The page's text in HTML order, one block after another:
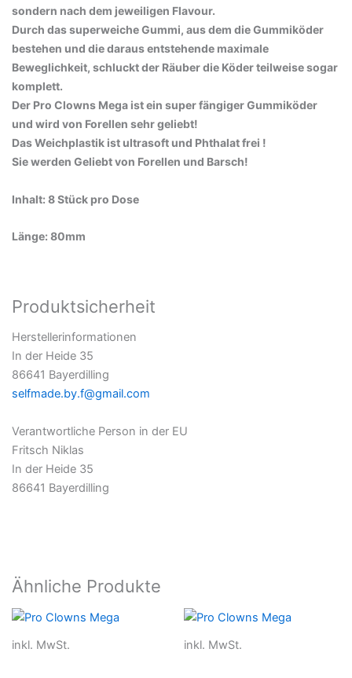
sondern nach dem jeweiligen Flavour.
Durch das superweiche Gummi, aus dem die Gummiköder
bestehen und die daraus entstehende maximale
Beweglichkeit, schluckt der Räuber die Köder teilweise sogar
komplett.
Der Pro Clowns Mega ist ein super fängiger Gummiköder
und wird von Forellen sehr geliebt!
Das Weichplastik ist ultrasoft und Phthalat frei !
Sie werden Geliebt von Forellen und Barsch!
Inhalt: 8 Stück pro Dose
Länge: 80mm
Produktsicherheit
Herstellerinformationen
In der Heide 35
86641 Bayerdilling
selfmade.by.f@gmail.com
Verantwortliche Person in der EU
Fritsch Niklas
In der Heide 35
86641 Bayerdilling
Ähnliche Produkte
inkl. MwSt. inkl. MwSt.